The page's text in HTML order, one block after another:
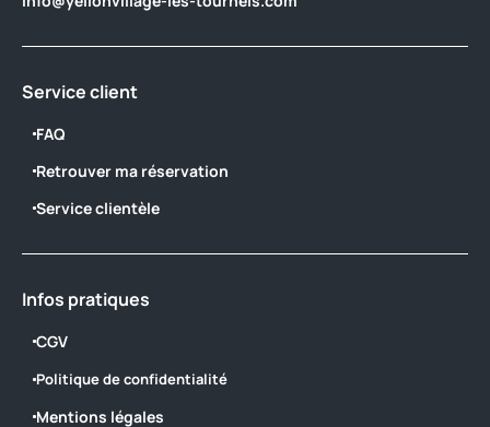
Service client
FAQ
Retrouver ma réservation
Service clientèle
Infos pratiques
CGV
Politique de confidentialité
Mentions légales